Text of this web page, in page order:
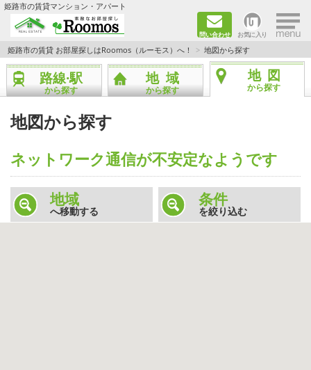
姫路市の賃貸マンション・アパート
問い合わせ お気に入り ×
TOPページ
ファミリー向けの部屋を探す
一人暮らし向けの部屋を探す
ペットと暮らせる部屋を探す
カップル向けの部屋を探す
敷金礼金0円の部屋を探す
姫路市の賃貸 お部屋探しはRoomos（ルーモス）へ！ 地図から探す
路線·駅
から探す
地域
から探す
地図
から探す
地図から探す
ネットワーク通信が不安定なようです
地域
へ移動する
条件
を絞り込む